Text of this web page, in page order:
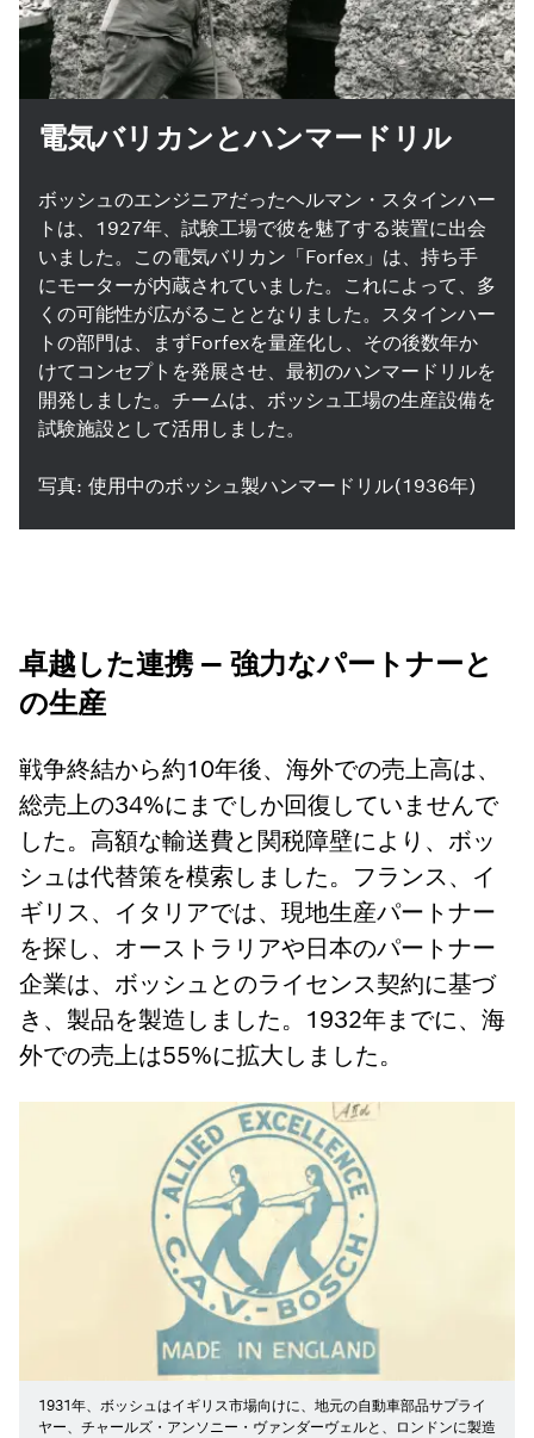
電気バリカンとハンマードリル
ボッシュのエンジニアだったヘルマン・スタインハー
トは、1927年、試験工場で彼を魅了する装置に出会
いました。この電気バリカン「Forfex」は、持ち手
にモーターが内蔵されていました。これによって、多
くの可能性が広がることとなりました。スタインハー
トの部門は、まずForfexを量産化し、その後数年か
けてコンセプトを発展させ、最初のハンマードリルを
開発しました。チームは、ボッシュ工場の生産設備を
試験施設として活用しました。
写真: 使用中のボッシュ製ハンマードリル(1936年)
卓越した連携 — 強力なパートナーと
の生産
戦争終結から約10年後、海外での売上高は、
総売上の34%にまでしか回復していませんで
した。高額な輸送費と関税障壁により、ボッ
シュは代替策を模索しました。フランス、イ
ギリス、イタリアでは、現地生産パートナー
を探し、オーストラリアや日本のパートナー
企業は、ボッシュとのライセンス契約に基づ
き、製品を製造しました。1932年までに、海
外での売上は55%に拡大しました。
1931年、ボッシュはイギリス市場向けに、地元の自動車部品サプライ
ヤー、チャールズ・アンソニー・ヴァンダーヴェルと、ロンドンに製造